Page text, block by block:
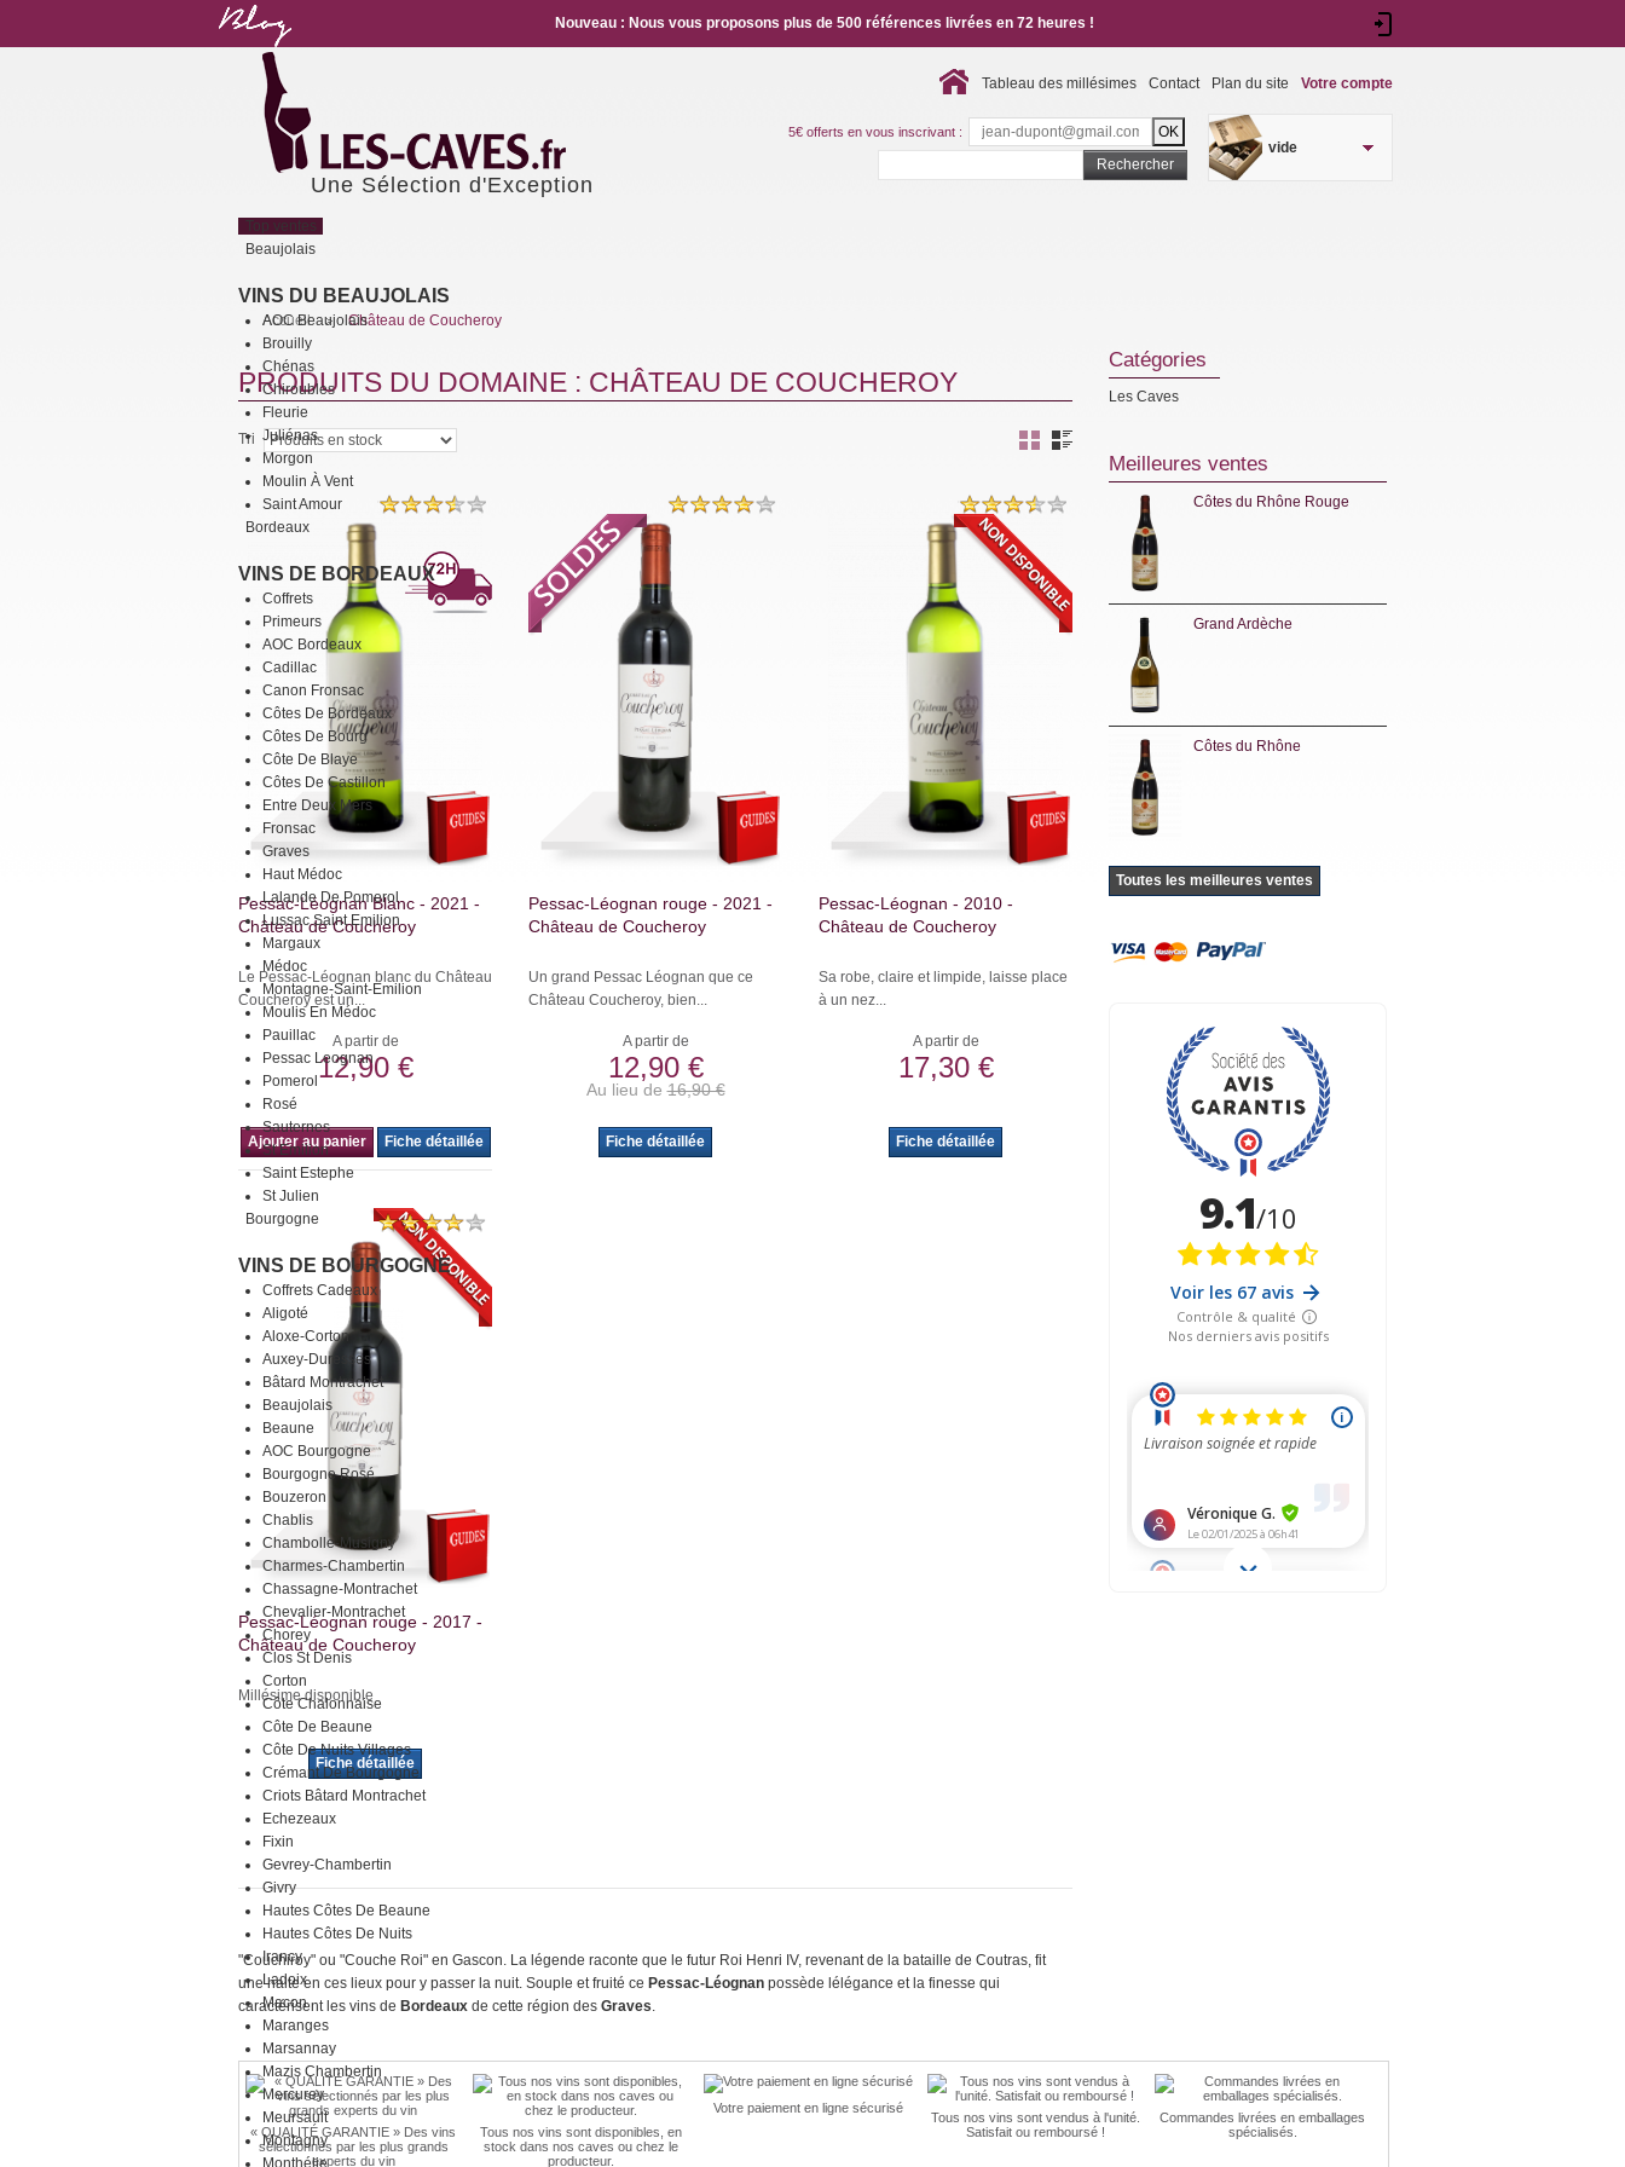
Une Sélection d'Exception
Top ventes
Beaujolais
VINS DU BEAUJOLAIS
AOC Beaujolais
Brouilly
Chénas
Chiroubles
Fleurie
Juliénas
Morgon
Moulin À Vent
Saint Amour
Bordeaux
VINS DE BORDEAUX
Coffrets
Primeurs
AOC Bordeaux
Cadillac
Canon Fronsac
Côtes De Bordeaux
Côtes De Bourg
Côte De Blaye
Côtes De Castillon
Entre Deux Mers
Fronsac
Graves
Haut Médoc
Lalande De Pomerol
Lussac Saint Emilion
Margaux
Médoc
Montagne-Saint-Emilion
Moulis En Médoc
Pauillac
Pessac Leognan
Pomerol
Rosé
Sauternes
St Emilion
Saint Estephe
St Julien
Bourgogne
VINS DE BOURGOGNE
Coffrets Cadeaux
Aligoté
Aloxe-Corton
Auxey-Duresses
Bâtard Montrachet
Beaujolais
Beaune
AOC Bourgogne
Bourgogne Rosé
Bouzeron
Chablis
Chambolle-Musigny
Charmes-Chambertin
Chassagne-Montrachet
Chevalier-Montrachet
Chorey
Clos St Denis
Corton
Côte Chalonnaise
Côte De Beaune
Côte De Nuits Villages
Crémant De Bourgogne
Criots Bâtard Montrachet
Echezeaux
Fixin
Gevrey-Chambertin
Givry
Hautes Côtes De Beaune
Hautes Côtes De Nuits
Irancy
Ladoix
Macon
Maranges
Marsannay
Mazis Chambertin
Mercurey
Meursault
Montagny
Monthélie
vide
Tableau des millésimes Contact Plan du site Votre compte
Nouveau : Nous vous proposons plus de 500 références livrées en 72 heures !
Rechercher
5€ offerts en vous inscrivant :
Accueil
Château de Coucheroy
PRODUITS DU DOMAINE : CHÂTEAU DE COUCHEROY
Tri
Pessac-Léognan Blanc - 2021 -
Château de Coucheroy
Le Pessac-Léognan blanc du Château
Coucheroy est un...
A partir de
12,90 €
Ajouter au panier Fiche détaillée
Pessac-Léognan rouge - 2021 -
Château de Coucheroy
Un grand Pessac Léognan que ce
Château Coucheroy, bien...
A partir de
12,90 €
Au lieu de16,90 €
Fiche détaillée
Pessac-Léognan - 2010 -
Château de Coucheroy
Sa robe, claire et limpide, laisse place
à un nez...
A partir de
17,30 €
Fiche détaillée
Pessac-Léognan rouge - 2017 -
Château de Coucheroy
Millésime disponible
Fiche détaillée
"Couchiroy" ou "Couche Roi" en Gascon. La légende raconte que le futur Roi Henri IV, revenant de la bataille de Coutras, fit
une halte en ces lieux pour y passer la nuit. Souple et fruité ce Pessac-Léognan possède lélégance et la finesse qui
caractérisent les vins de Bordeaux de cette région des Graves.
Catégories
Les Caves
Meilleures ventes
Côtes du Rhône Rouge
Grand Ardèche
Côtes du Rhône
Toutes les meilleures ventes
« QUALITÉ GARANTIE » Des vins
sélectionnés par les plus grands
experts du vin
Tous nos vins sont disponibles, en
stock dans nos caves ou chez le
producteur.
Votre paiement en ligne sécurisé
Tous nos vins sont vendus à l'unité.
Satisfait ou remboursé !
Commandes livrées en emballages
spécialisés.